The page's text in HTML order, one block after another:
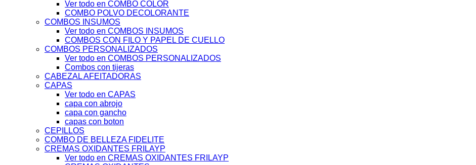
Ver todo en COMBO COLOR
COMBO POLVO DECOLORANTE
COMBOS INSUMOS
Ver todo en COMBOS INSUMOS
COMBOS CON FILO Y PAPEL DE CUELLO
COMBOS PERSONALIZADOS
Ver todo en COMBOS PERSONALIZADOS
Combos con tijeras
CABEZAL AFEITADORAS
CAPAS
Ver todo en CAPAS
capa con abrojo
capa con gancho
capas con boton
CEPILLOS
COMBO DE BELLEZA FIDELITE
CREMAS OXIDANTES FRILAYP
Ver todo en CREMAS OXIDANTES FRILAYP